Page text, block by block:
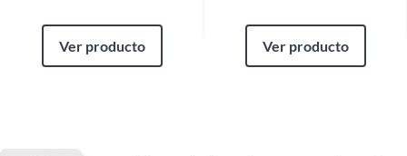
Ver producto Ver producto